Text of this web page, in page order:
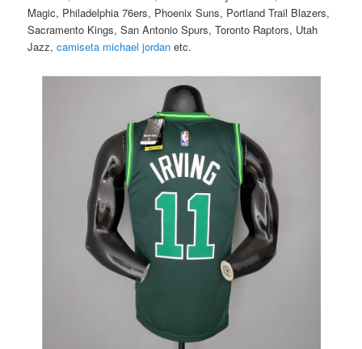
Magic, Philadelphia 76ers, Phoenix Suns, Portland Trail Blazers,
Sacramento Kings, San Antonio Spurs, Toronto Raptors, Utah
Jazz,camiseta michael jordan etc.